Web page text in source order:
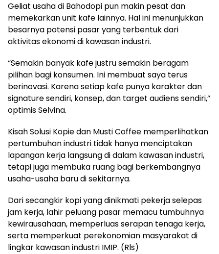
Geliat usaha di Bahodopi pun makin pesat dan
memekarkan unit kafe lainnya. Hal ini menunjukkan
besarnya potensi pasar yang terbentuk dari
aktivitas ekonomi di kawasan industri.
“Semakin banyak kafe justru semakin beragam
pilihan bagi konsumen. Ini membuat saya terus
berinovasi. Karena setiap kafe punya karakter dan
signature sendiri, konsep, dan target audiens sendiri,”
optimis Selvina.
Kisah Solusi Kopie dan Musti Coffee memperlihatkan
pertumbuhan industri tidak hanya menciptakan
lapangan kerja langsung di dalam kawasan industri,
tetapi juga membuka ruang bagi berkembangnya
usaha-usaha baru di sekitarnya.
Dari secangkir kopi yang dinikmati pekerja selepas
jam kerja, lahir peluang pasar memacu tumbuhnya
kewirausahaan, memperluas serapan tenaga kerja,
serta memperkuat perekonomian masyarakat di
lingkar kawasan industri IMIP. (Rls)